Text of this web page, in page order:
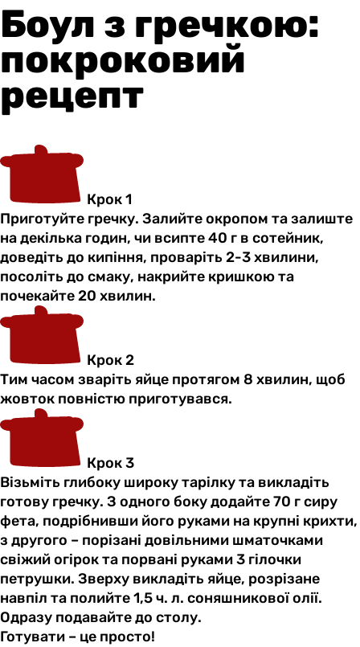
Боул з гречкою:
покроковий
рецепт
Крок 1
Приготуйте гречку. Залийте окропом та залиште
на декілька годин, чи всипте 40 г в сотейник,
доведіть до кипіння, проваріть 2-3 хвилини,
посоліть до смаку, накрийте кришкою та
почекайте 20 хвилин.
Крок 2
Тим часом зваріть яйце протягом 8 хвилин, щоб
жовток повністю приготувався.
Крок 3
Візьміть глибоку широку тарілку та викладіть
готову гречку. З одного боку додайте 70 г сиру
фета, подрібнивши його руками на крупні крихти,
з другого – порізані довільними шматочками
свіжий огірок та порвані руками 3 гілочки
петрушки. Зверху викладіть яйце, розрізане
навпіл та полийте 1,5 ч. л. соняшникової олії.
Одразу подавайте до столу.
Готувати – це просто!